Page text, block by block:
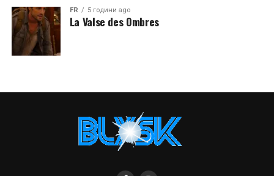
FR 5 години ago
La Valse des Ombres